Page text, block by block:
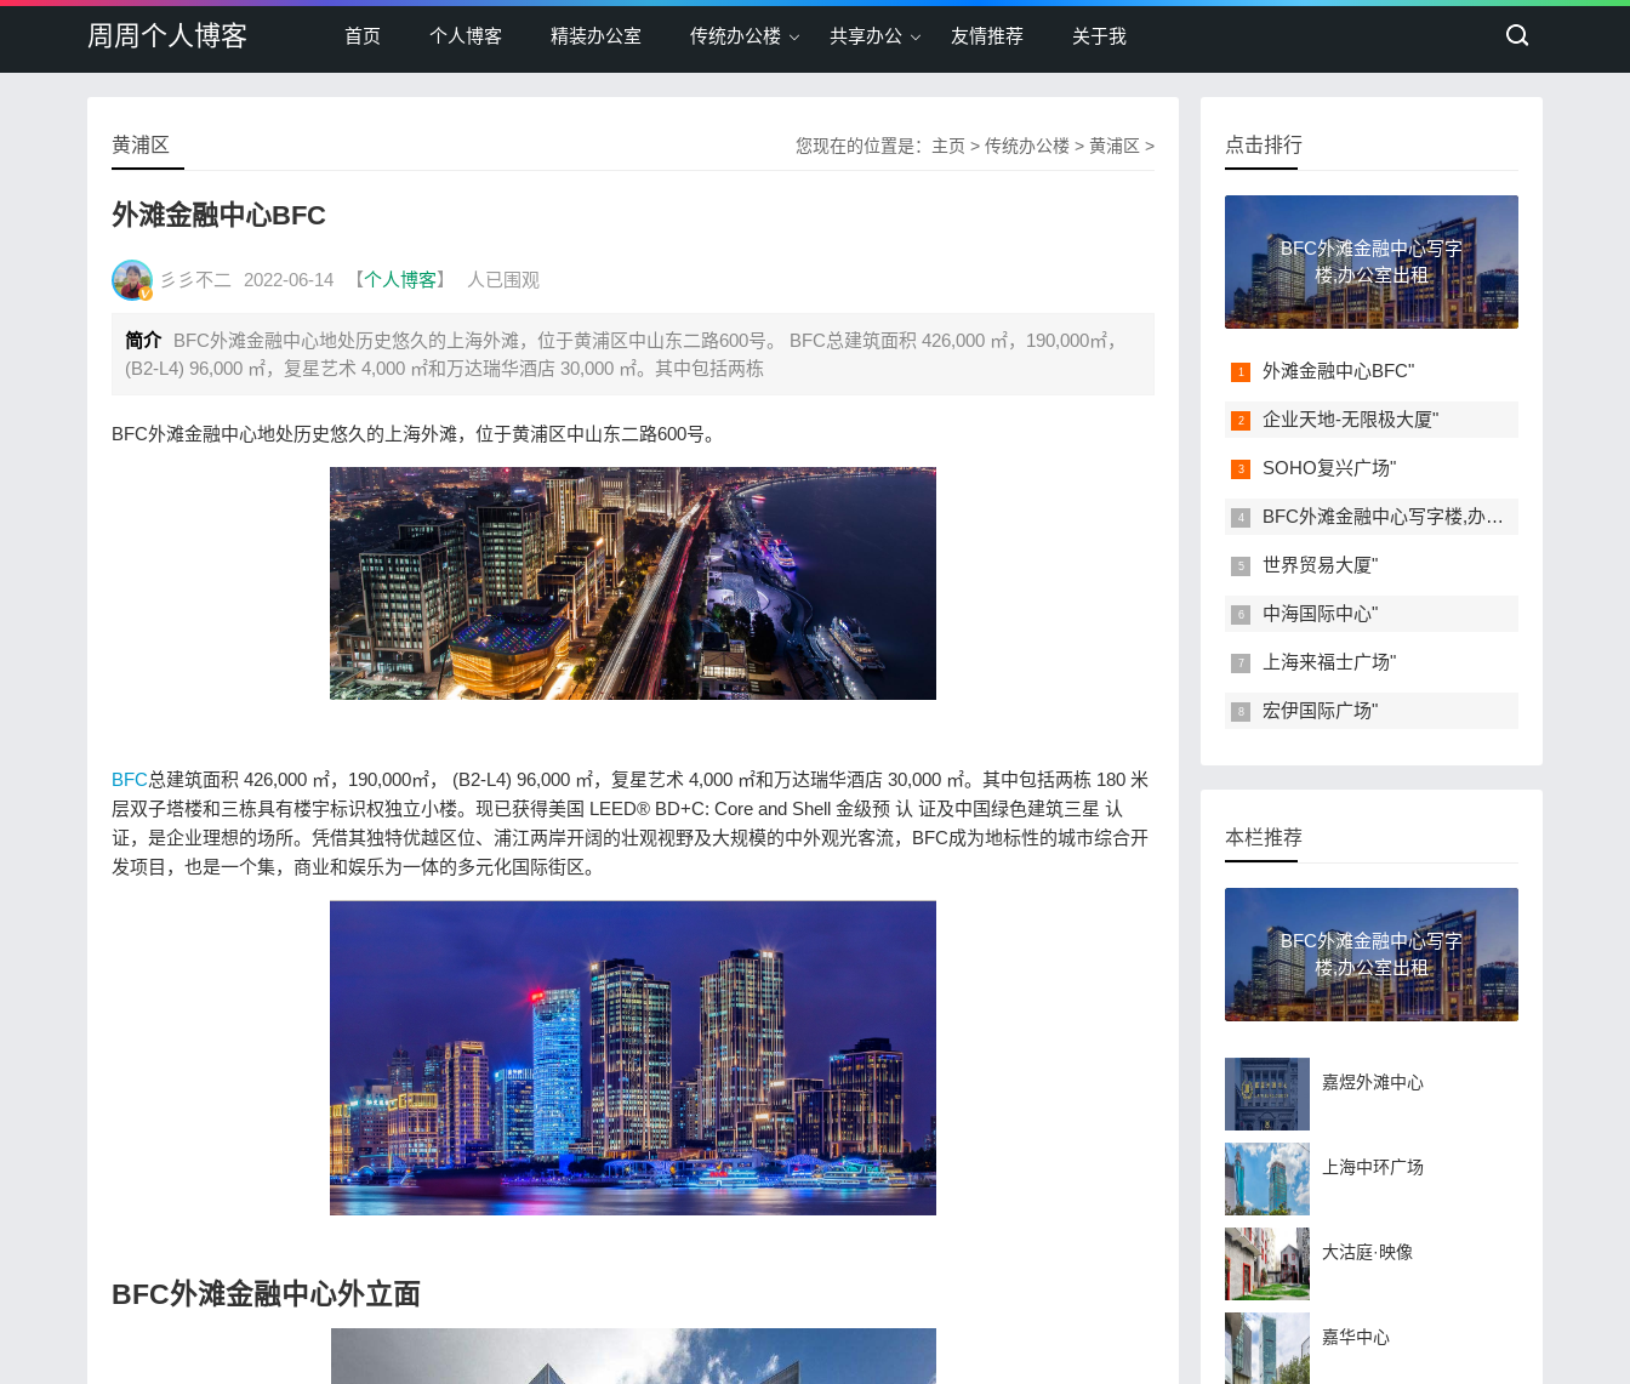
周周个人博客 首页 个人博客 精装办公室 传统办公楼 共享办公 友情推荐 关于我
您现在的位置是： 主页 > 传统办公楼 > 黄浦区 >
黄浦区
外滩金融中心BFC
彡彡不二 2022-06-14 【个人博客】 人已围观
简介
BFC外滩金融中心地处历史悠久的上海外滩，位于黄浦区中山东二路600号。 BFC总建筑面积 426,000 ㎡，190,000㎡，
(B2-L4) 96,000 ㎡，复星艺术 4,000 ㎡和万达瑞华酒店 30,000 ㎡。其中包括两栋
BFC外滩金融中心地处历史悠久的上海外滩，位于黄浦区中山东二路600号。
BFC总建筑面积 426,000 ㎡，190,000㎡， (B2-L4) 96,000 ㎡，复星艺术 4,000 ㎡和万达瑞华酒店 30,000 ㎡。其中包括两栋 180 米
层双子塔楼和三栋具有楼宇标识权独立小楼。现已获得美国 LEED® BD+C: Core and Shell 金级预 认 证及中国绿色建筑三星 认
证，是企业理想的场所。凭借其独特优越区位、浦江两岸开阔的壮观视野及大规模的中外观光客流，BFC成为地标性的城市综合开
发项目，也是一个集，商业和娱乐为一体的多元化国际街区。
BFC外滩金融中心外立面
点击排行
BFC外滩金融中心写字
楼,办公室出租
外滩金融中心BFC"
企业天地-无限极大厦"
SOHO复兴广场"
BFC外滩金融中心写字楼,办公室出租"
世界贸易大厦"
中海国际中心"
上海来福士广场"
宏伊国际广场"
本栏推荐
BFC外滩金融中心写字
楼,办公室出租
嘉煜外滩中心
上海中环广场
大沽庭·映像
嘉华中心